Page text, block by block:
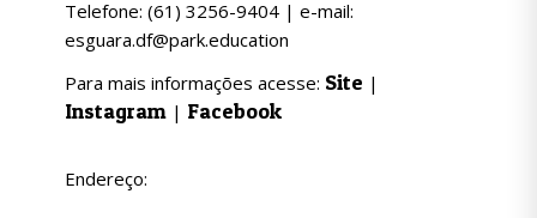
Telefone: (61) 3256-9404 | e-mail:
esguara.df@park.education
Para mais informações acesse: Site |
Instagram | Facebook
Endereço: